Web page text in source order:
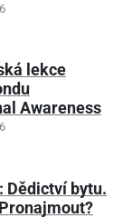
lekce
Awareness
Dědictví bytu.